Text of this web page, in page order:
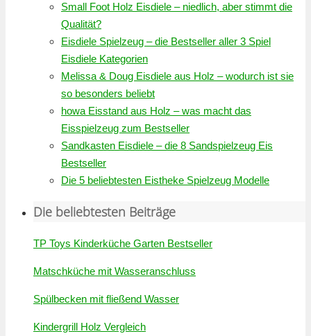
Small Foot Holz Eisdiele – niedlich, aber stimmt die
Qualität?
Eisdiele Spielzeug – die Bestseller aller 3 Spiel
Eisdiele Kategorien
Melissa & Doug Eisdiele aus Holz – wodurch ist sie
so besonders beliebt
howa Eisstand aus Holz – was macht das
Eisspielzeug zum Bestseller
Sandkasten Eisdiele – die 8 Sandspielzeug Eis
Bestseller
Die 5 beliebtesten Eistheke Spielzeug Modelle
Die beliebtesten Beiträge
TP Toys Kinderküche Garten Bestseller
Matschküche mit Wasseranschluss
Spülbecken mit fließend Wasser
Kindergrill Holz Vergleich